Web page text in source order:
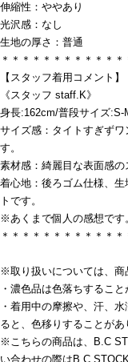
伸縮性：ややあり
光沢感：なし
生地の厚さ：普通
＊＊＊＊＊＊＊＊＊＊＊
【スタッフ着用コメント】
《スタッフ staff.K》
身長:162cm/普段サイズ:S-
サイズ感：タイトすぎず
す。
素材感：綺麗目な表面感の
着心地：後ろゴム仕様、
トです。
※あくまで個人の感想です
＊＊＊＊＊＊＊＊＊＊＊
※取り扱いについては、商
・濃色品は色落ちするこ
・着用中の摩擦や、汗、
ると、色移りすることがあ
※こちらの商品は、B.C
い合わせの際はB.C